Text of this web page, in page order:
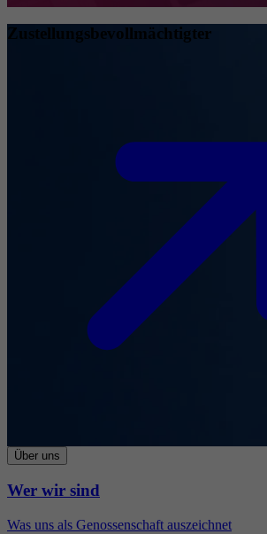
Zustellungsbevollmächtigter
Über uns
Wer wir sind
Was uns als Genossenschaft auszeichnet